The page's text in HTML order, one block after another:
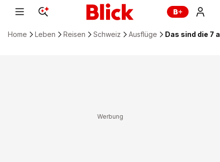
Home Leben Reisen Schweiz Ausflüge Das sind die 7